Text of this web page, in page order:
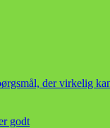
der virkelig
godt